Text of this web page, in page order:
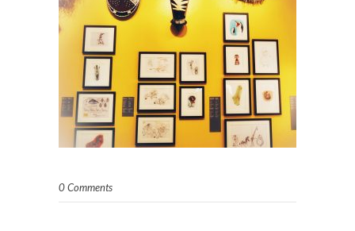
0 Comments